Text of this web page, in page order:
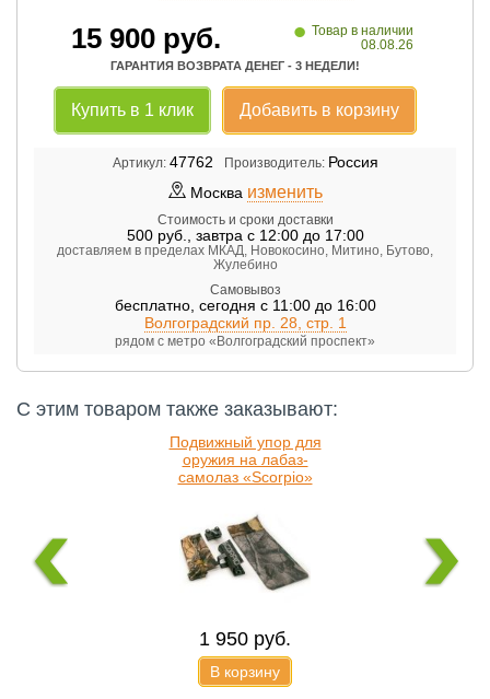
15 900руб. • Товар в наличии
08.08.26
ГАРАНТИЯ ВОЗВРАТА ДЕНЕГ - 3 НЕДЕЛИ!
Купить в 1 клик Добавить в корзину
Артикул: 47762 Производитель: Россия
Москва изменить
Стоимость и сроки доставки
500руб. завтра с 12:00 до 17:00
доставляем в пределах МКАД, Новокосино, Митино, Бутово,
Жулебино
Самовывоз
бесплатно, сегодня с 11:00 до 16:00
Волгоградский пр. 28, стр. 1
рядом с метро «Волгоградский проспект»
С этим товаром также заказывают:
Подвижный упор для
оружия на лабаз-
самолаз «Scorpio»
1 950 руб.
В корзину